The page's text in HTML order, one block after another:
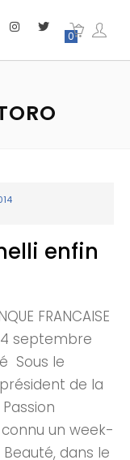
0
enfin
FRANCAISE
septembre
Sous le
de la
un week-
dans le